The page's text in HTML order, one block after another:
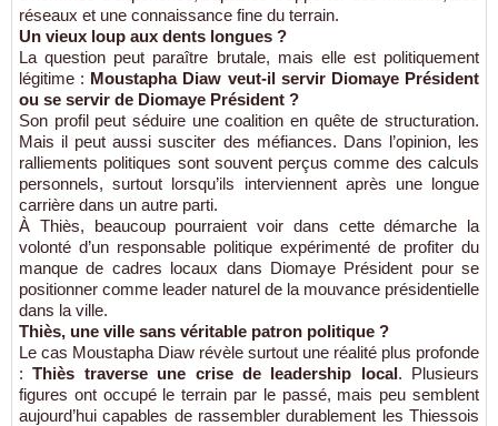
réseaux et une connaissance fine du terrain.
Un vieux loup aux dents longues ?
La question peut paraître brutale, mais elle est politiquement
légitime : Moustapha Diaw veut-il servir Diomaye Président
ou se servir de Diomaye Président ?
Son profil peut séduire une coalition en quête de structuration.
Mais il peut aussi susciter des méfiances. Dans l’opinion, les
ralliements politiques sont souvent perçus comme des calculs
personnels, surtout lorsqu’ils interviennent après une longue
carrière dans un autre parti.
À Thiès, beaucoup pourraient voir dans cette démarche la
volonté d’un responsable politique expérimenté de profiter du
manque de cadres locaux dans Diomaye Président pour se
positionner comme leader naturel de la mouvance présidentielle
dans la ville.
Thiès, une ville sans véritable patron politique ?
Le cas Moustapha Diaw révèle surtout une réalité plus profonde
:Thiès traverse une crise de leadership local. Plusieurs
figures ont occupé le terrain par le passé, mais peu semblent
aujourd’hui capables de rassembler durablement les Thiessois